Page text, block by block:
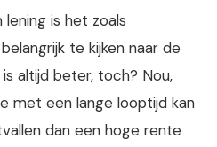
is het zoals
te kijken naar de
altijd beter, toch? Nou,
met een lange looptijd kan
dan een hoge rente